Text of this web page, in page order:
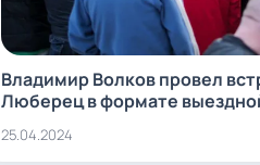
Владимир Волков провел
Люберец в формате
25.04.2024